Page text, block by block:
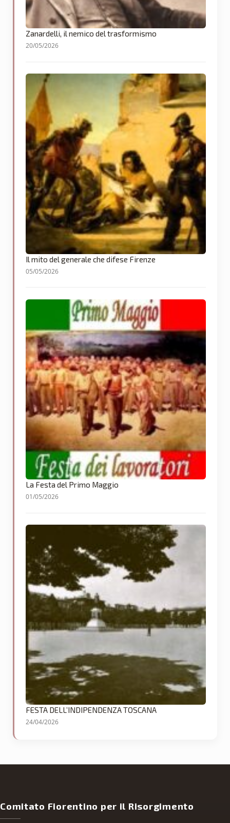
Zanardelli, il nemico del trasformismo
20/05/2026
Il mito del generale che difese Firenze
05/05/2026
La Festa del Primo Maggio
01/05/2026
FESTA DELL’INDIPENDENZA TOSCANA
24/04/2026
Comitato Fiorentino per il Risorgimento